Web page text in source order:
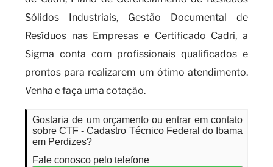
Sólidos Industriais, Gestão Documental de
Resíduos nas Empresas e Certificado Cadri, a
Sigma conta com profissionais qualificados e
prontos para realizarem um ótimo atendimento.
Venha e faça uma cotação.
Gostaria de um orçamento ou entrar em contato
sobre CTF - Cadastro Técnico Federal do Ibama
em Perdizes?
Fale conosco pelo telefone